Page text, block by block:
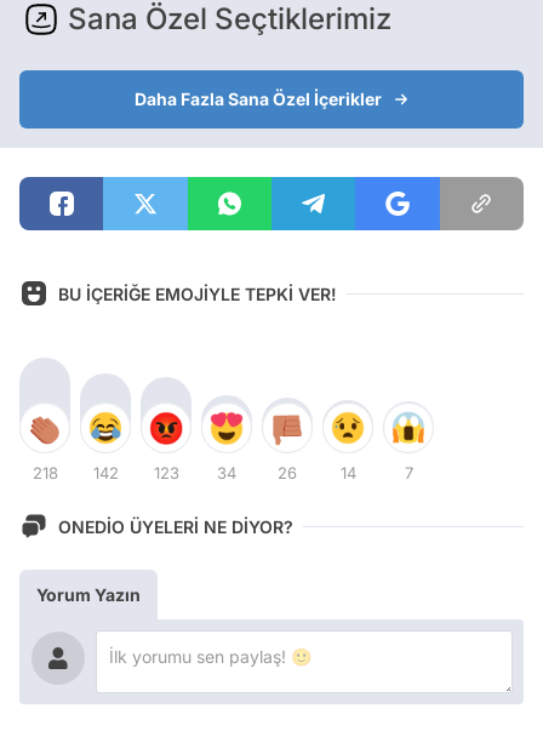
Sana Özel Seçtiklerimiz
Daha Fazla Sana Özel İçerikler
BU İÇERİĞE EMOJİYLE TEPKİ VER!
218 142 123 34 26 14 7
ONEDİO ÜYELERİ NE DİYOR?
Yorum Yazın